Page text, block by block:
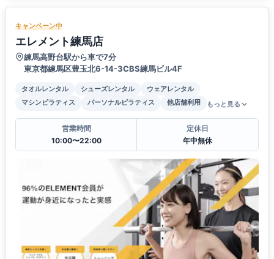
キャンペーン中
エレメント練馬店
練馬高野台駅から車で7分
東京都練馬区豊玉北6-14-3CBS練馬ビル4F
タオルレンタル シューズレンタル
ウェアレンタル
マシンピラティス
パーソナルピラティス 他店舗利用 もっと見る
営業時間
10:00〜22:00
定休日
年中無休